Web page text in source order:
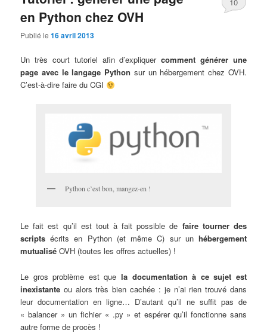
en Python chez OVH
Publié le16 avril 2013
10
Un très court tutoriel afin d’expliquercomment générer une
page avec le langage Python sur un hébergement chez OVH.
C’est-à-dire faire du CGI
Python c’est bon, mangez-en !
Le fait est qu’il est tout à fait possible de faire tourner des
scripts écrits en Python (et même C) sur un hébergement
mutualisé OVH (toutes les offres actuelles) !
Le gros problème est que la documentation à ce sujet est
inexistante ou alors très bien cachée : je n’ai rien trouvé dans
leur documentation en ligne… D’autant qu’il ne suffit pas de
« balancer » un fichier « .py » et espérer qu’il fonctionne sans
autre forme de procès !